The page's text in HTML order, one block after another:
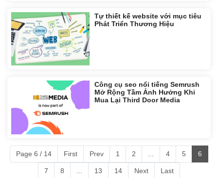
Tự thiết kế website với mục tiêu
Phát Triển Thương Hiệu
Công cụ seo nổi tiếng Semrush
Mở Rộng Tầm Ảnh Hưởng Khi
Mua Lại Third Door Media
Page 6 / 14 First Prev 1 2 4 5 6
7 8 13 14 Next Last